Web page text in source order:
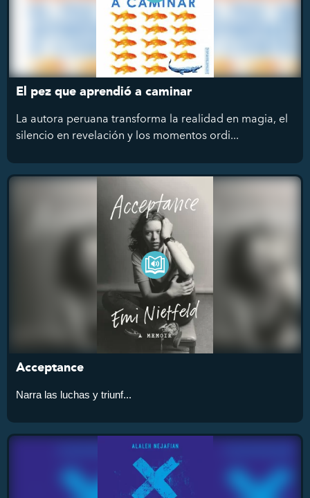
El pez que aprendió a caminar
La autora peruana transforma la realidad en magia, el
silencio en revelación y los momentos ordi...
Acceptance
Narra las luchas y triunf...